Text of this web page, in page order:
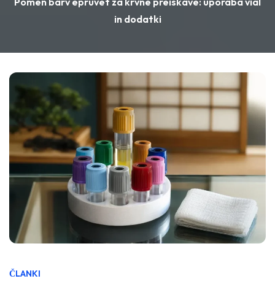
in dodatki
ČLANKI